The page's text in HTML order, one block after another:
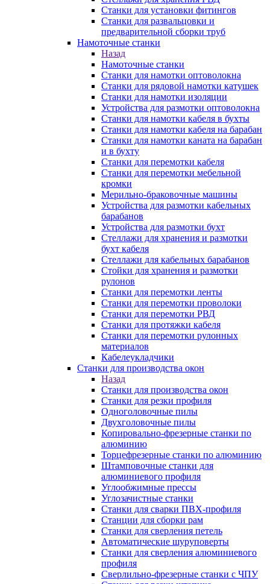
Станки для установки фитингов
Станки для развальцовки и
предварительной сборки труб
Намоточные станки
Назад
Намоточные станки
Станки для намотки оптоволокна
Станки для рядовой намотки катушек
Станки для намотки изоляции
Устройства для размотки оптоволокна
Станки для намотки кабеля в бухты
Станки для намотки кабеля на барабан
Станки для намотки каната на барабан
и в бухту
Станки для перемотки кабеля
Станки для перемотки мебельной
кромки
Мерильно-браковочные машины
Устройства для размотки кабельных
барабанов
Устройства для размотки бухт
Стеллажи для хранения и размотки
бухт кабеля
Стеллажи для кабельных барабанов
Стойки для хранения и размотки
рулонов
Станки для перемотки ленты
Станки для перемотки проволоки
Станки для перемотки РВД
Станки для протяжки кабеля
Станки для перемотки рулонных
материалов
Кабелеукладчики
Станки для производства окон
Назад
Станки для производства окон
Станки для резки профиля
Одноголовочные пилы
Двухголовочные пилы
Копировально-фрезерные станки по
алюминию
Торцефрезерные станки по алюминию
Штамповочные станки для
алюминиевого профиля
Углообжимные прессы
Углозачистные станки
Станки для сварки ПВХ-профиля
Станции для сборки рам
Станки для сверления петель
Автоматические шуруповерты
Станки для сверления алюминиевого
профиля
Сверлильно-фрезерные станки с ЧПУ